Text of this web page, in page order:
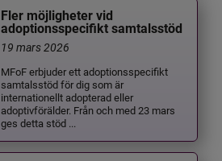
Fler möjligheter vid
adoptionsspecifikt samtalsstöd
19 mars 2026
MFoF erbjuder ett adoptionsspecifikt
samtalsstöd för dig som är
internationellt adopterad eller
adoptivförälder. Från och med 23 mars
ges detta stöd ...